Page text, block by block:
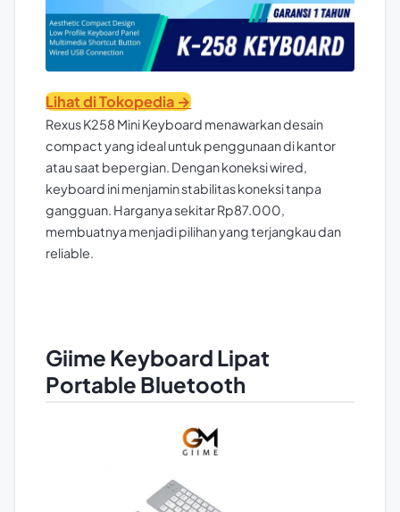
Lihat di Tokopedia →
Rexus K258 Mini Keyboard menawarkan desain
compact yang ideal untuk penggunaan di kantor
atau saat bepergian. Dengan koneksi wired,
keyboard ini menjamin stabilitas koneksi tanpa
gangguan. Harganya sekitar Rp87.000,
membuatnya menjadi pilihan yang terjangkau dan
reliable.
Giime Keyboard Lipat
Portable Bluetooth